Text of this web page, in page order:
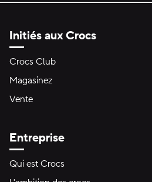
Initiés aux Crocs
Crocs Club
Magasinez
Vente
Entreprise
Qui est Crocs